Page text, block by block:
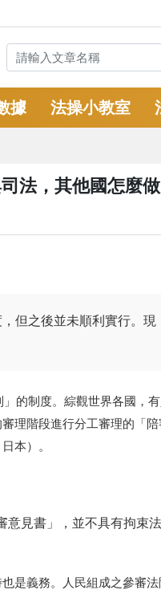
據 法操小教室
法，其他國怎麼做
但之後並未順利實行。現
的制度。綜觀世界各國，
理階段進行分工審理的「陪
本） 。
意見書」，並不具有拘束
是義務。人民組成之參審